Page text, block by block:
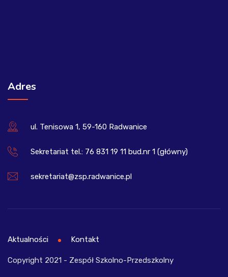
Adres
ul. Tenisowa 1, 59-160 Radwanice
Sekretariat tel.: 76 831 19 11 bud.nr 1 (główny)
sekretariat@zsp.radwanice.pl
Copyright 2021 - Zespół Szkolno-Przedszkolny
Aktualności Kontakt